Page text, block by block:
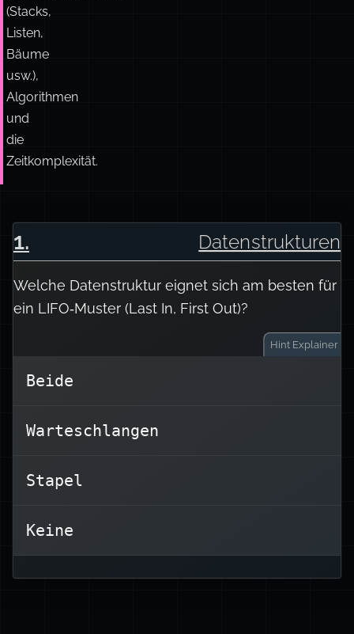
(Stacks,
Listen,
Bäume
usw.),
Algorithmen
und
die
Zeitkomplexität.
1. Datenstrukturen
Welche Datenstruktur eignet sich am besten für
ein LIFO‑Muster (Last In, First Out)?
Hint Explainer
Beide
Warteschlangen
Stapel
Keine
LIFO‑Zugriffsmuster. Warteschlangen